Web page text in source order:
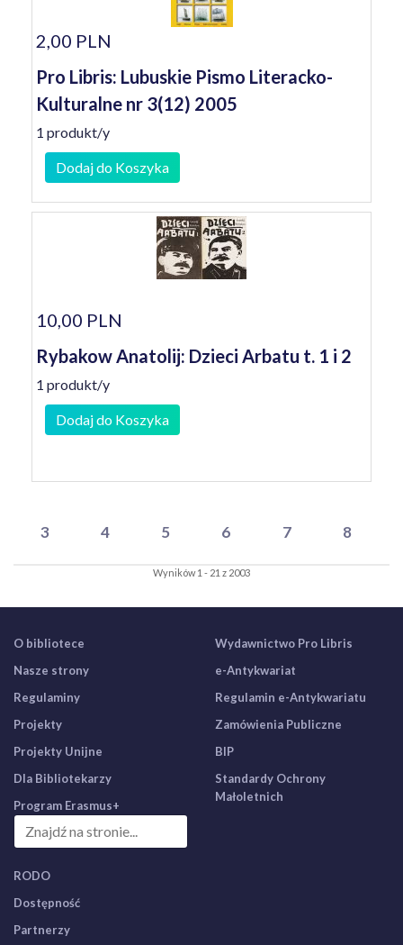
2,00 PLN
Pro Libris: Lubuskie Pismo Literacko-
Kulturalne nr 3(12) 2005
1 produkt/y
Dodaj do Koszyka
10,00 PLN
Rybakow Anatolij: Dzieci Arbatu t. 1 i 2
1 produkt/y
Dodaj do Koszyka
3 4 5 6 7 8
Wyników 1 - 21 z 2003
O bibliotece
Nasze strony
Regulaminy
Projekty
Projekty Unijne
Dla Bibliotekarzy
Program Erasmus+
Wydawnictwo Pro Libris
e-Antykwariat
Regulamin e-Antykwariatu
Zamówienia Publiczne
BIP
Standardy Ochrony
Małoletnich
RODO
Dostępność
Partnerzy